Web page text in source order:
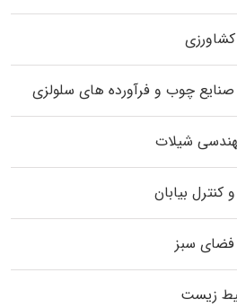
چوب و فرآورده‌ های سلولزی
شیلات
بیابان
سبز
زیست